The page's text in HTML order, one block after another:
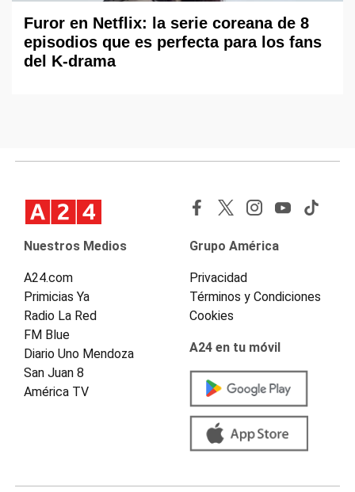
Furor en Netflix: la serie coreana de 8
episodios que es perfecta para los fans
del K-drama
Nuestros Medios
A24.com
Primicias Ya
Radio La Red
FM Blue
Diario Uno Mendoza
San Juan 8
América TV
Grupo América
Privacidad
Términos y Condiciones
Cookies
A24 en tu móvil